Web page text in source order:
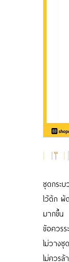
ชุดกระบ
ไว้ตัก ผั
มากขึ้น
ข้อควรร
ไม่วาง
ไม่ควร